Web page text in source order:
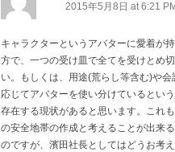
す
い
ン
ド
ウ
で
開
き
ま
す
)
2015年5月8日 at 6:21 PM
キャラクターというアバターに愛着が
方で、一つの受け皿で全てを受けとめ
い。もしくは、用途(荒らし等含む)や会
応じてアバターを使い分けているとい
存在する現状があると思います。これ
の安全地帯の作成と考えることが出来
のですが、濱田社長としてはどうお考